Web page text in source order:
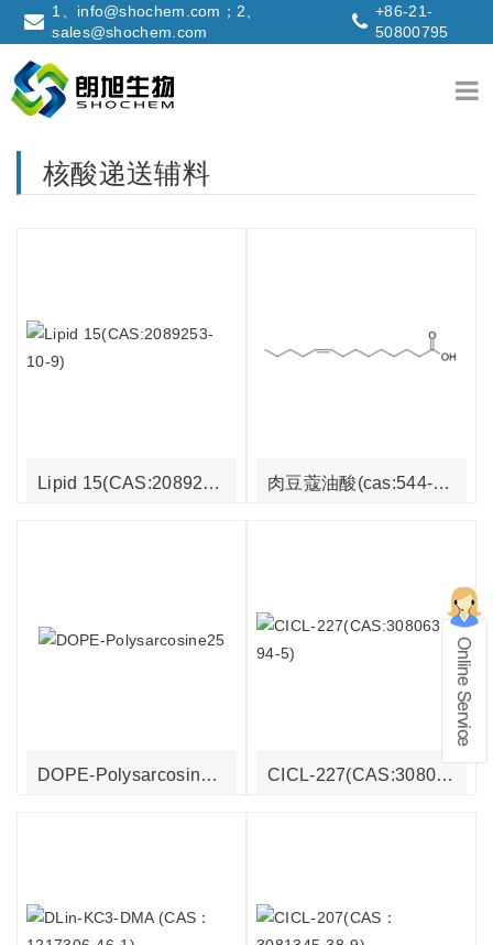
1、info@shochem.com；2、
sales@shochem.com
+86-21-
50800795
核酸递送辅料
Lipid 15(CAS:2089253-10-9) 肉豆蔻油酸(cas:544-64-9)
DOPE-Polysarcosine25 CICL-227(CAS:3080636-94-5)
1、info@shochem.com；2